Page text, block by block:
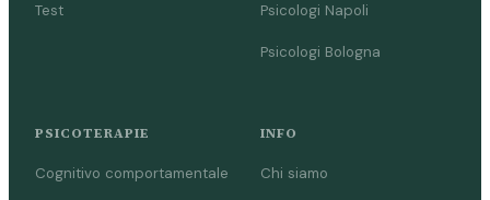
Test Psicologi Napoli
Psicologi Bologna
PSICOTERAPIE
Cognitivo comportamentale
INFO
Chi siamo